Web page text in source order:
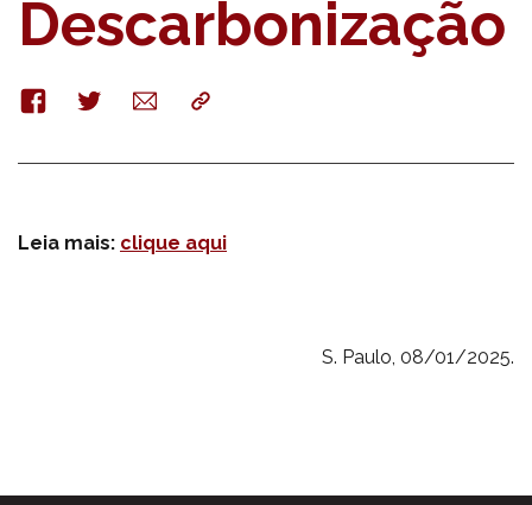
Descarbonização
FacebookTwitterE-
mail
Copy
Leia mais: clique aqui
S. Paulo, 08/01/2025.